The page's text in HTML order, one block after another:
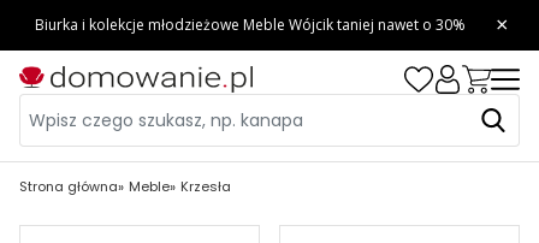
Strona główna Meble Krzesła